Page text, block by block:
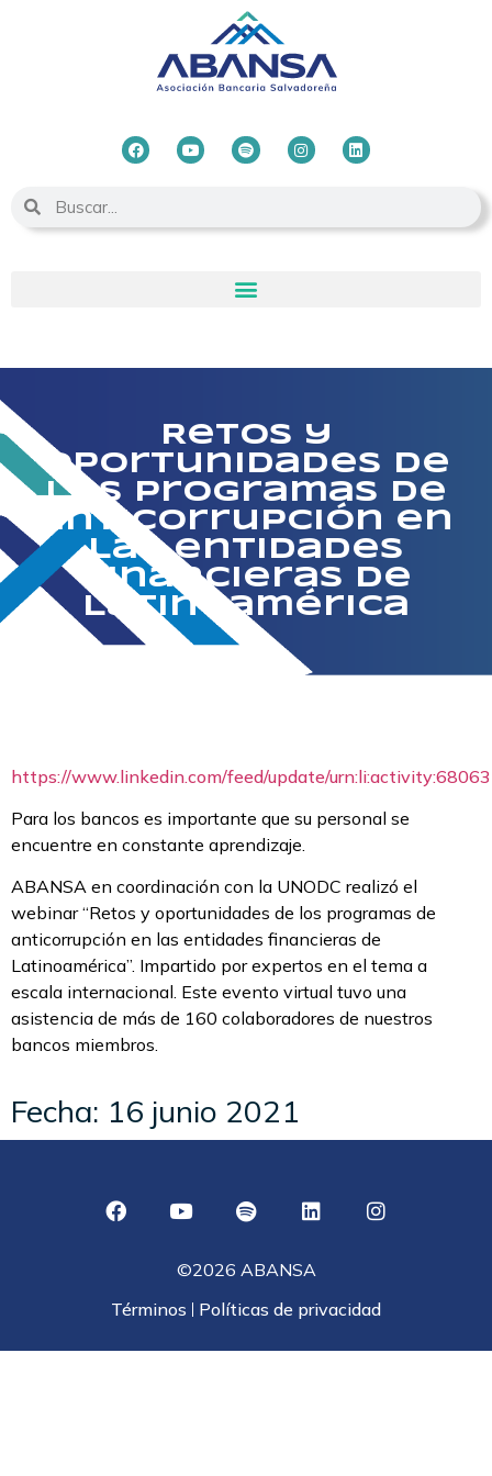
Retos y
oportunidades de
los programas de
anticorrupción en
las entidades
financieras de
Latinoamérica
https://www.linkedin.com/feed/update/
Para los bancos es importante que su personal se
encuentre en constante aprendizaje.
ABANSA en coordinación con la UNODC realizó el
webinar “Retos y oportunidades de los programas de
anticorrupción en las entidades financieras de
Latinoamérica”. Impartido por expertos en el tema a
escala internacional. Este evento virtual tuvo una
asistencia de más de 160 colaboradores de nuestros
bancos miembros.
Fecha: 16 junio 2021
©2026 ABANSA
Términos
Políticas de privacidad